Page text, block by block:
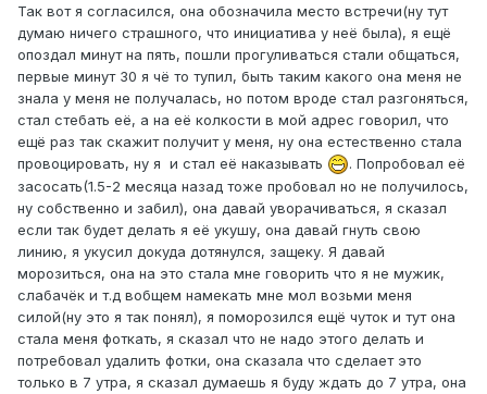
Так вот я согласился, она обозначила место встречи(ну тут
думаю ничего страшного, что инициатива у неё была), я ещё
опоздал минут на пять, пошли прогуливаться стали общаться,
первые минут 30 я чё то тупил, быть таким какого она меня не
знала у меня не получалась, но потом вроде стал разгоняться,
стал стебать её, а на её колкости в мой адрес говорил, что
ещё раз так скажит получит у меня, ну она естественно стала
провоцировать, ну я и стал её наказывать
. Попробовал её
засосать(1.5-2 месяца назад тоже пробовал но не получилось,
ну собственно и забил), она давай уворачиваться, я сказал
если так будет делать я её укушу, она давай гнуть свою
линию, я укусил докуда дотянулся, защеку. Я давай
морозиться, она на это стала мне говорить что я не мужик,
слабачёк и т.д вобщем намекать мне мол возьми меня
силой(ну это я так понял), я поморозился ещё чуток и тут она
стала меня фоткать, я сказал что не надо этого делать и
потребовал удалить фотки, она сказала что сделает это
только в 7 утра, я сказал думаешь я буду ждать до 7 утра, она